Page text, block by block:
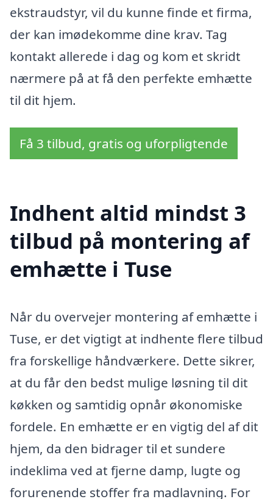
ekstraudstyr, vil du kunne finde et firma,
der kan imødekomme dine krav. Tag
kontakt allerede i dag og kom et skridt
nærmere på at få den perfekte emhætte
til dit hjem.
Få 3 tilbud, gratis og uforpligtende
Indhent altid mindst 3
tilbud på montering af
emhætte i Tuse
Når du overvejer montering af emhætte i
Tuse, er det vigtigt at indhente flere tilbud
fra forskellige håndværkere. Dette sikrer,
at du får den bedst mulige løsning til dit
køkken og samtidig opnår økonomiske
fordele. En emhætte er en vigtig del af dit
hjem, da den bidrager til et sundere
indeklima ved at fjerne damp, lugte og
forurenende stoffer fra madlavning. For